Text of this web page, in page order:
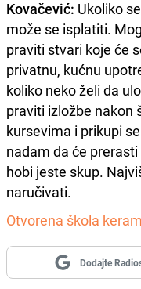
Kovačević: Ukoliko
može se isplatiti.
praviti stvari koje će
privatnu, kućnu
koliko neko želi da
praviti izložbe nakon
kursevima i prikupi
nadam da će
hobi jeste skup.
naručivati.
Otvorena škola
Dodajte